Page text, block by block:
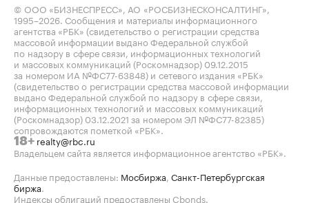
© ООО «БИЗНЕСПРЕСС», АО «РОСБИЗНЕСКОНСАЛТИНГ»,
1995–2026 . Сообщения и материалы информационного
агентства «РБК» (свидетельство о регистрации средства
массовой информации выдано Федеральной службой
по надзору в сфере связи, информационных технологий
и массовых коммуникаций (Роскомнадзор) 09.12.2015
за номером ИА №ФС77-63848) и сетевого издания «РБК»
(свидетельство о регистрации средства массовой информации
выдано Федеральной службой по надзору в сфере связи,
информационных технологий и массовых коммуникаций
(Роскомнадзор) 03.12.2021 за номером ЭЛ №ФС77-82385)
сопровождаются пометкой «РБК».
18+ realty@rbc.ru
Владельцем сайта является информационное агентство «РБК».
Данные предоставлены: Мосбиржа Санкт-Петербургская
биржа
Индексы облигаций предоставлены Cbonds.